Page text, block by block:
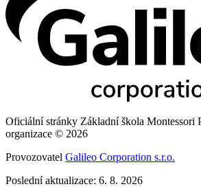
Oficiální stránky Základní škola Montessori
organizace © 2026
Provozovatel Galileo Corporation s.r.o.
Poslední aktualizace: 6. 8. 2026